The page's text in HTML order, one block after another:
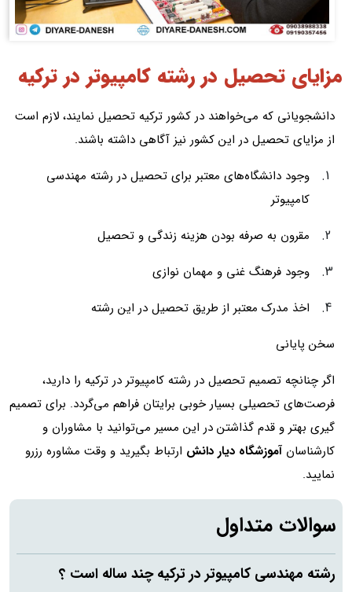
مزایای تحصیل در رشته کامپیوتر در ترکیه
دانشجویانی که می‌خواهند در کشور ترکیه تحصیل نمایند، لازم است
از مزایای تحصیل در این کشور نیز آگاهی داشته باشند.
وجود دانشگاه‌های معتبر برای تحصیل در رشته مهندسی
کامپیوتر
مقرون به صرفه بودن هزینه زندگی و تحصیل
وجود فرهنگ غنی و مهمان نوازی
اخذ مدرک معتبر از طریق تحصیل در این رشته
سخن پایانی
اگر چنانچه تصمیم تحصیل در رشته کامپیوتر در ترکیه را دارید،
فرصت‌های تحصیلی بسیار خوبی برایتان فراهم می‌گردد. برای تصمیم
گیری بهتر و قدم گذاشتن در این مسیر می‌توانید با مشاوران و
کارشناسان آموزشگاه دیار دانش ارتباط بگیرید و وقت مشاوره رزرو
نمایید.
سوالات متداول
رشته مهندسی کامپیوتر در ترکیه چند ساله است ؟